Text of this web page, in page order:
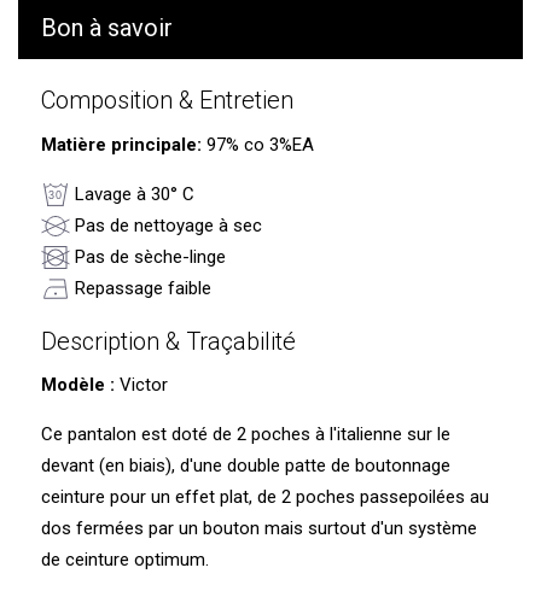
Bon à savoir
Composition & Entretien
Matière principale: 97% co 3%EA
Lavage à 30° C
Pas de nettoyage à sec
Pas de sèche-linge
Repassage faible
Description & Traçabilité
Modèle : Victor
Ce pantalon est doté de 2 poches à l'italienne sur le
devant (en biais), d'une double patte de boutonnage
ceinture pour un effet plat, de 2 poches passepoilées au
dos fermées par un bouton mais surtout d'un système
de ceinture optimum.